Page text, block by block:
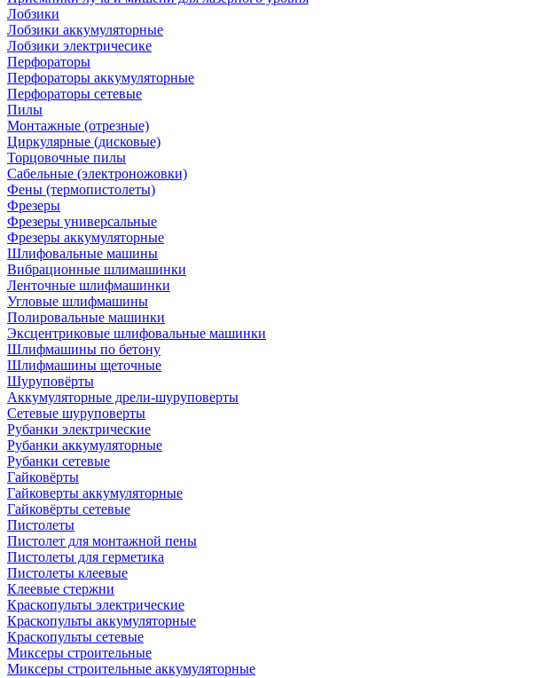
Лобзики
Лобзики аккумуляторные
Лобзики электричесике
Перфораторы
Перфораторы аккумуляторные
Перфораторы сетевые
Пилы
Монтажные (отрезные)
Циркулярные (дисковые)
Торцовочные пилы
Сабельные (электроножовки)
Фены (термопистолеты)
Фрезеры
Фрезеры универсальные
Фрезеры аккумуляторные
Шлифовальные машины
Вибрационные шлимашинки
Ленточные шлифмашинки
Угловые шлифмашины
Полировальные машинки
Эксцентриковые шлифовальные машинки
Шлифмашины по бетону
Шлифмашины щеточные
Шуруповёрты
Аккумуляторные дрели-шуруповерты
Сетевые шуруповерты
Рубанки электрические
Рубанки аккумуляторные
Рубанки сетевые
Гайковёрты
Гайковерты аккумуляторные
Гайковёрты сетевые
Пистолеты
Пистолет для монтажной пены
Пистолеты для герметика
Пистолеты клеевые
Клеевые стержни
Краскопульты электрические
Краскопульты аккумуляторные
Краскопульты сетевые
Миксеры строительные
Миксеры строительные аккумуляторные